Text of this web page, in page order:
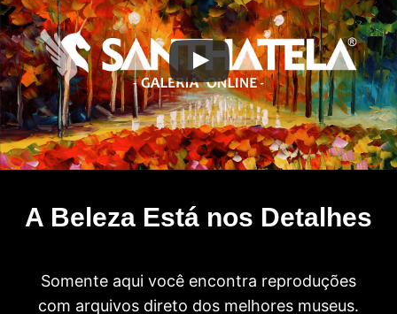
A Beleza Está nos Detalhes
Somente aqui você encontra reproduções
com arquivos direto dos melhores museus.